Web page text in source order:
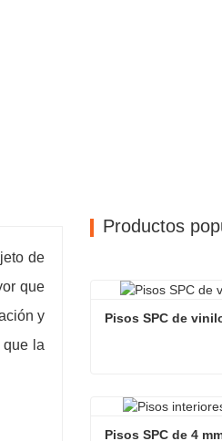
de
que
y
que la
Productos
Pisos SPC de
Pisos SPC de
Contactar ahora
Pisos SPC de 4